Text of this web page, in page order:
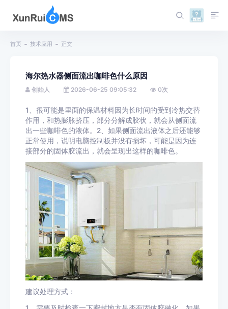
首页 技术应用 正文
海尔热水器侧面流出咖啡色什么原因
创始人 2026-06-25 09:05:32 0次
1、很可能是里面的保温材料因为长时间的受到冷热交替
作用，和热膨胀挤压，部分分解成胶状，就会从侧面流
出一些咖啡色的液体。2、如果侧面流出液体之后还能够
正常使用，说明电脑控制板并没有损坏，可能是因为连
接部分的固体胶流出，就会呈现出这样的咖啡色。
建议处理方式：